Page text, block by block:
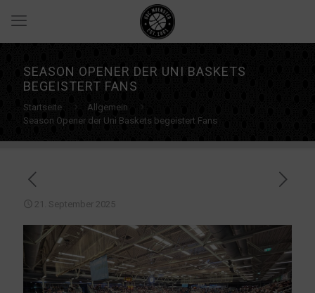
SEASON OPENER DER UNI BASKETS
BEGEISTERT FANS
Startseite
Allgemein
Season Opener der Uni Baskets begeistert Fans
21. September 2025